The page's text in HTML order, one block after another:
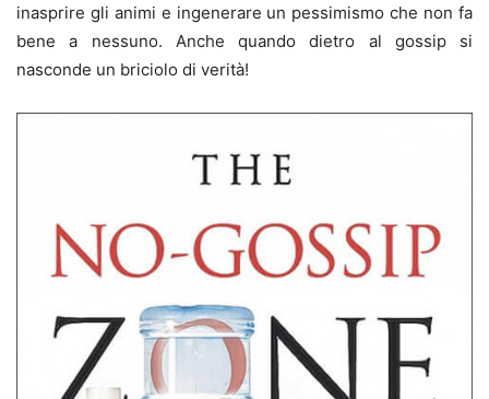
inasprire gli animi e ingenerare un pessimismo che non fa
bene a nessuno. Anche quando dietro al gossip si
nasconde un briciolo di verità!